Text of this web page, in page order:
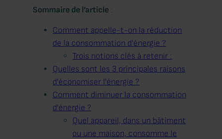
Sommaire de l’article :
Comment appelle-t-on la réduction
de la consommation d'énergie ?
Trois notions clés à retenir :
Quelles sont les 3 principales raisons
d'économiser l'énergie ?
Comment diminuer la consommation
d'énergie ?
Quel appareil, dans un bâtiment
ou une maison, consomme le